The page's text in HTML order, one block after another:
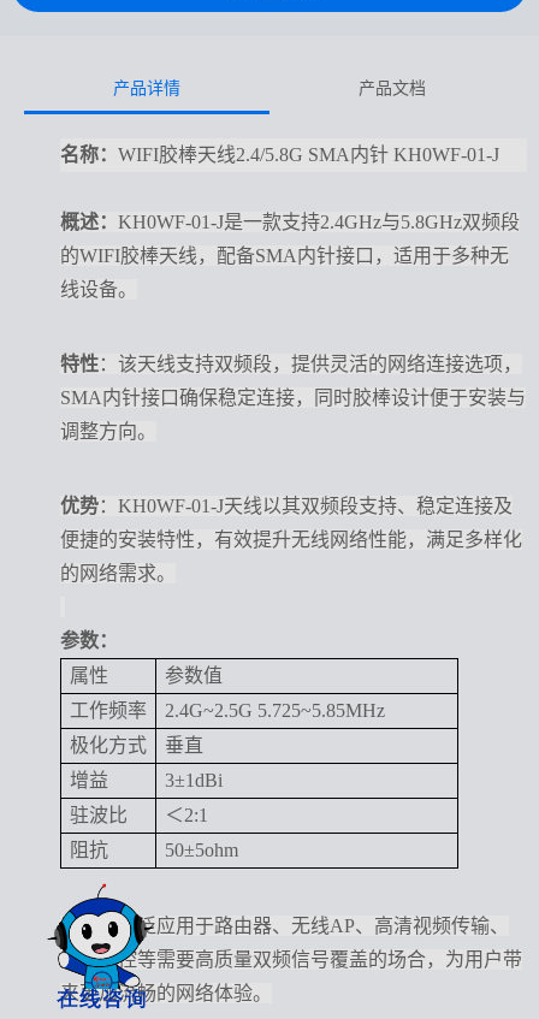
产品详情 产品文档
名称： WIFI胶棒天线2.4/5.8G SMA内针 KH0WF-01-J
概述： KH0WF-01-J是一款支持2.4GHz与5.8GHz双频段
的WIFI胶棒天线，配备SMA内针接口，适用于多种无
线设备。
特性：该天线支持双频段，提供灵活的网络连接选项，
SMA内针接口确保稳定连接，同时胶棒设计便于安装与
调整方向。
优势：KH0WF-01-J天线以其双频段支持、稳定连接及
便捷的安装特性，有效提升无线网络性能，满足多样化
的网络需求。
参数：
属性
参数值
工作频率
2.4G~2.5G 5.725~5.85MHz
极化方式
垂直
增益
3±1dBi
驻波比
＜2:1
阻抗
50±5ohm
应用
：广泛应用于路由器、无线AP、高清视频传输、
无线监控等需要高质量双频信号覆盖的场合，为用户带
来更加流畅的网络体验。